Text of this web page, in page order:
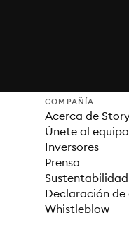
COMPAÑÍA
Acerca de
Únete al equipo
Inversores
Prensa
Sustentabilidad
Declaración
Whistleblow